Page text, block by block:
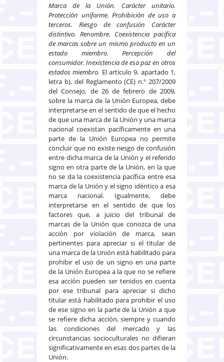
Marca de la Unión. Carácter unitario.
Protección uniforme. Prohibición de uso a
terceros. Riesgo de confusión Carácter
distintivo. Renombre. Coexistencia pacífica
de marcas sobre un mismo producto en un
estado miembro. Percepción del
consumidor. Inexistencia de esa paz en otros
estados miembro. El artículo 9, apartado 1,
letra b), del Reglamento (CE) n.º 207/2009
del Consejo, de 26 de febrero de 2009,
sobre la marca de la Unión Europea, debe
interpretarse en el sentido de que el hecho
de que una marca de la Unión y una marca
nacional coexistan pacíficamente en una
parte de la Unión Europea no permite
concluir que no existe riesgo de confusión
entre dicha marca de la Unión y el referido
signo en otra parte de la Unión, en la que
no se da la coexistencia pacífica entre esa
marca de la Unión y el signo idéntico a esa
marca nacional. Igualmente, debe
interpretarse en el sentido de que los
factores que, a juicio del tribunal de
marcas de la Unión que conozca de una
acción por violación de marca, sean
pertinentes para apreciar si el titular de
una marca de la Unión está habilitado para
prohibir el uso de un signo en una parte
de la Unión Europea a la que no se refiere
esa acción pueden ser tenidos en cuenta
por ese tribunal para apreciar si dicho
titular está habilitado para prohibir el uso
de ese signo en la parte de la Unión a que
se refiere dicha acción, siempre y cuando
las condiciones del mercado y las
circunstancias socioculturales no difieran
significativamente en esas dos partes de la
Unión.